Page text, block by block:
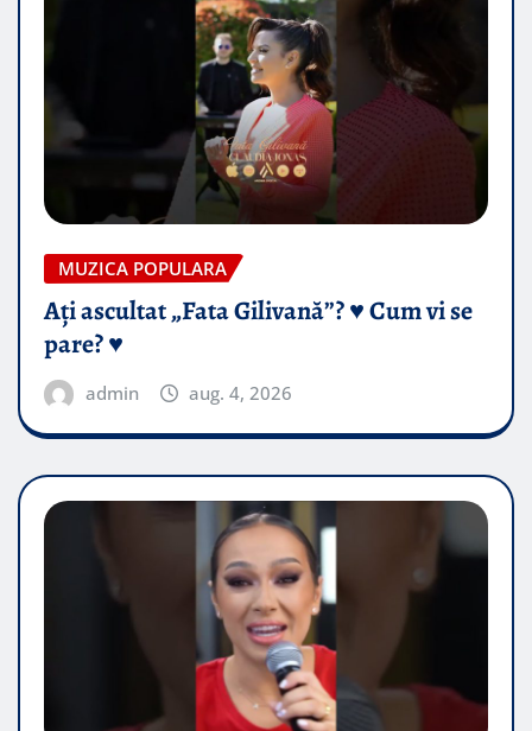
MUZICA POPULARA
Ați ascultat „Fata Gilivană”? ♥️ Cum vi se
pare? ♥️
admin aug. 4, 2026